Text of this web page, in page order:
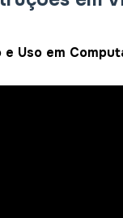
e Uso em